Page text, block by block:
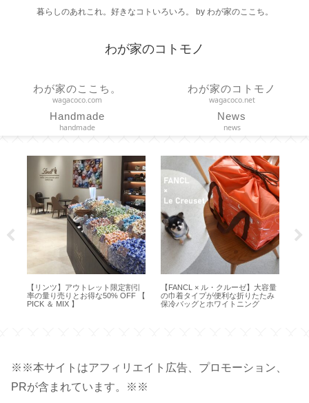
暮らしのあれこれ。好きなコトいろいろ。 by わが家のここち。
わが家のコトモノ
わが家のここち。
wagacoco.com
わが家のコトモノ
wagacoco.net
Handmade
handmade
News
news
ツ】アウトレット限定割引
り売りとお得な50% OFF 【
＆ MIX 】
【FANCL × ル・クルーゼ】大容量
の巾着タイプが便利な折りたたみ
保冷バッグとホワイトニング
【コーヒース
い！エペイオス
モードの使い勝
※※本サイトはアフィリエイト広告、プロモーション、
PRが含まれています。※※